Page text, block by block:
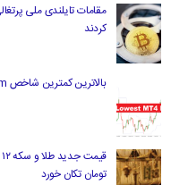
کردند
بالاترین کمترین شاخص MT4 – forexmt4indicators.com
تومان تکان خورد